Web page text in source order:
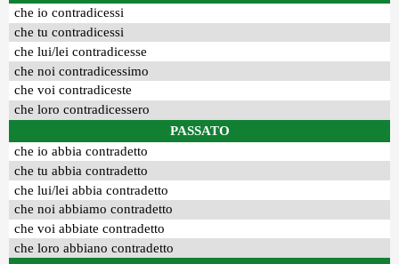
che io contradicessi
che tu contradicessi
che lui/lei contradicesse
che noi contradicessimo
che voi contradiceste
che loro contradicessero
PASSATO
che io abbia contradetto
che tu abbia contradetto
che lui/lei abbia contradetto
che noi abbiamo contradetto
che voi abbiate contradetto
che loro abbiano contradetto